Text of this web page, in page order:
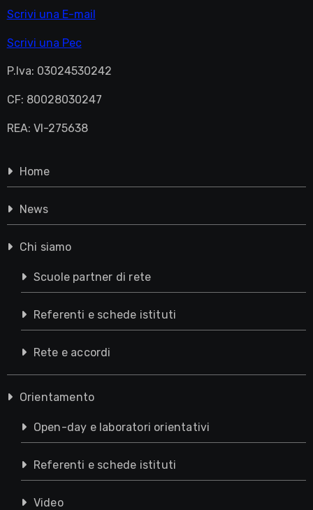
Scrivi una E-mail
Scrivi una Pec
P.Iva: 03024530242
CF: 80028030247
REA: VI-275638
Home
News
Chi siamo
Scuole partner di rete
Referenti e schede istituti
Rete e accordi
Orientamento
Open-day e laboratori orientativi
Referenti e schede istituti
Video